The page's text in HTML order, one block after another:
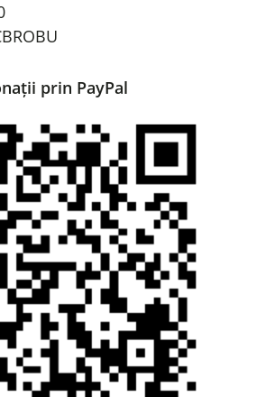
prin PayPal